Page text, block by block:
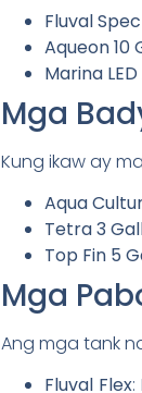
Fluval
Aqueon 10
Marina
Mga
Kung ikaw ay
Aqua
Tetra 3
Top Fin 5
Mga
Ang mga tank
Fluval Flex